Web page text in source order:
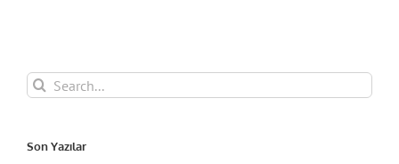
Search
for:
Son Yazılar